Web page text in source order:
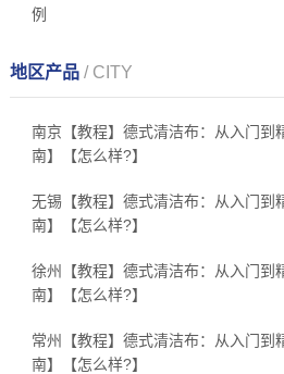
例
地区产品 / CITY
南京【教程】德式清洁布：从入门到
南】【怎么样?】
无锡【教程】德式清洁布：从入门到
南】【怎么样?】
徐州【教程】德式清洁布：从入门到
南】【怎么样?】
常州【教程】德式清洁布：从入门到
南】【怎么样?】